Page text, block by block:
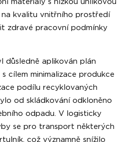
materiály s nízkou uhlíkovou
kvalitu vnitřního prostředí
zdravé pracovní podmínky
důsledně aplikován plán
cílem minimalizace produkce
podílu recyklovaných
od skládkování odkloněno
odpadu. V logisticky
se pro transport některých
což významně snížilo